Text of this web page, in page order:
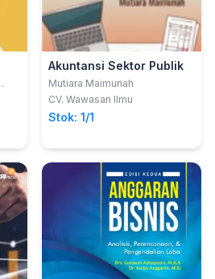
Akuntansi Sektor Publik
Mutiara Maimunah
CV. Wawasan Ilmu
Stok: 1/1